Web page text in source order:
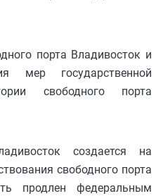
порта Владивосток и
мер государственной
свободного порта
создается на
свободного порта
продлен федеральным